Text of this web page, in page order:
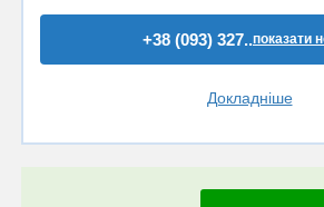
+38 (093) 327..показати
Докладніше